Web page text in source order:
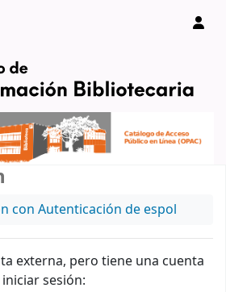
con Autenticación de espol
externa, pero tiene una cuenta
sesión: